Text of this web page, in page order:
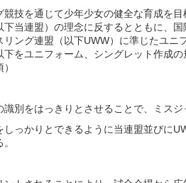
競技を通じて少年少女の健全な育成を
下当連盟）の理念に反するとともに、
リング連盟（以下UWW）に準じたユニ
下をユニフォーム、シングレット作成
識別をはっきりとさせることで、ミス
しっかりとできるように当連盟並びに